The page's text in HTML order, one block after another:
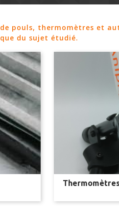
pouls, thermomètres et
du sujet étudié.